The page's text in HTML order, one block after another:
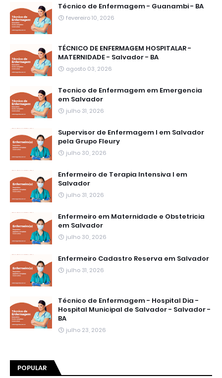
Técnico de Enfermagem - Guanambi - BA
fevereiro 10, 2026
TÉCNICO DE ENFERMAGEM HOSPITALAR -
MATERNIDADE - Salvador - BA
agosto 03, 2026
Tecnico de Enfermagem em Emergencia
em Salvador
julho 31, 2026
Supervisor de Enfermagem I em Salvador
pela Grupo Fleury
julho 30, 2026
Enfermeiro de Terapia Intensiva I em
Salvador
julho 31, 2026
Enfermeiro em Maternidade e Obstetricia
em Salvador
julho 30, 2026
Enfermeiro Cadastro Reserva em Salvador
julho 31, 2026
Técnico de Enfermagem - Hospital Dia -
Hospital Municipal de Salvador - Salvador -
BA
julho 23, 2026
POPULAR